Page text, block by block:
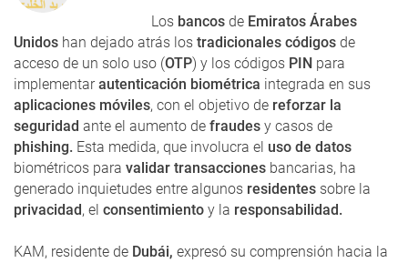
Los bancos de Emiratos Árabes
Unidos han dejado atrás los tradicionales códigos de
acceso de un solo uso (OTP) y los códigos PIN para
implementarautenticación biométrica integrada en sus
aplicaciones móviles, con el objetivo de reforzar la
seguridad ante el aumento de fraudes y casos de
phishing. Esta medida, que involucra el uso de datos
biométricos para validar transacciones bancarias, ha
generado inquietudes entre algunos residentes sobre la
privacidad, el consentimiento y la responsabilidad.
KAM, residente de Dubái, expresó su comprensión hacia la